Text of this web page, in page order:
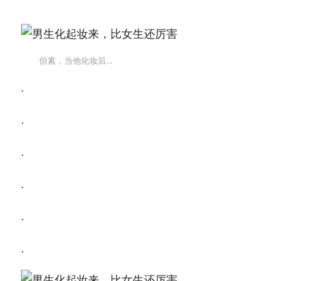
但素，当他化妆后...
.
.
.
.
.
.